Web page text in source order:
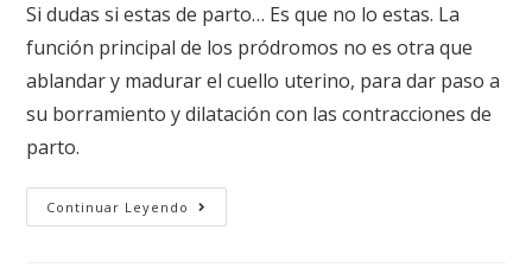
Si dudas si estas de parto… Es que no lo estas. La
función principal de los pródromos no es otra que
ablandar y madurar el cuello uterino, para dar paso a
su borramiento y dilatación con las contracciones de
parto.
Continuar Leyendo